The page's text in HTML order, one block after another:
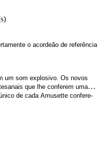
o acordeão de referência
um som explosivo. Os novos
que lhe conferem uma
de cada Amusette confere-